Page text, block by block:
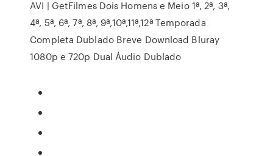
AVI | GetFilmes Dois Homens e Meio 1ª, 2ª, 3ª,
4ª, 5ª, 6ª, 7ª, 8ª, 9ª,10ª,11ª,12ª Temporada
Completa Dublado Breve Download Bluray
1080p e 720p Dual Áudio Dublado